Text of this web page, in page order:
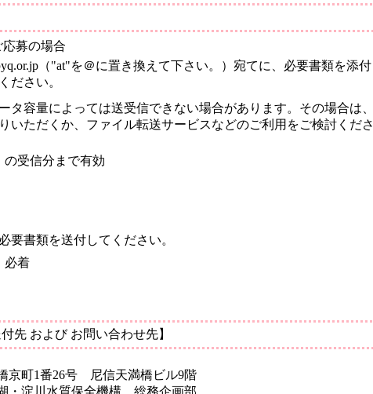
募の場合
（"at"を＠に置き換えて下さい。）宛てに、必要書類を添付
ださい。
タ容量によっては送受信できない場合があります。その場合は、
いただくか、ファイル転送サービスなどのご利用をご検討くださ
の受信分まで有効
要書類を送付してください。
必着
先 および お問い合わせ先】
京町1番26号 尼信天満橋ビル9階
・淀川水質保全機構 総務企画部